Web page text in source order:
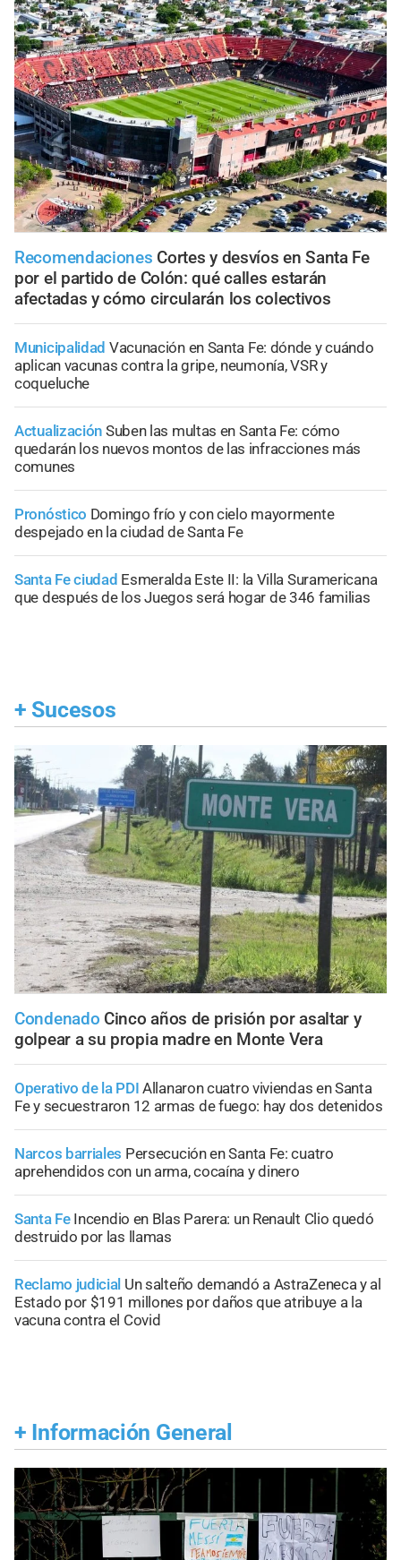
Recomendaciones Cortes y desvíos en Santa Fe
por el partido de Colón: qué calles estarán
afectadas y cómo circularán los colectivos
Municipalidad Vacunación en Santa Fe: dónde y cuándo
aplican vacunas contra la gripe, neumonía, VSR y
coqueluche
Actualización Suben las multas en Santa Fe: cómo
quedarán los nuevos montos de las infracciones más
comunes
Pronóstico Domingo frío y con cielo mayormente
despejado en la ciudad de Santa Fe
Santa Fe ciudad Esmeralda Este II: la Villa Suramericana
que después de los Juegos será hogar de 346 familias
+ Sucesos
Condenado Cinco años de prisión por asaltar y
golpear a su propia madre en Monte Vera
Operativo de la PDI Allanaron cuatro viviendas en Santa
Fe y secuestraron 12 armas de fuego: hay dos detenidos
Narcos barriales Persecución en Santa Fe: cuatro
aprehendidos con un arma, cocaína y dinero
Santa Fe Incendio en Blas Parera: un Renault Clio quedó
destruido por las llamas
Reclamo judicial Un salteño demandó a AstraZeneca y al
Estado por $191 millones por daños que atribuye a la
vacuna contra el Covid
+ Información General